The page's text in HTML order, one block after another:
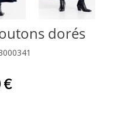
dorés
€